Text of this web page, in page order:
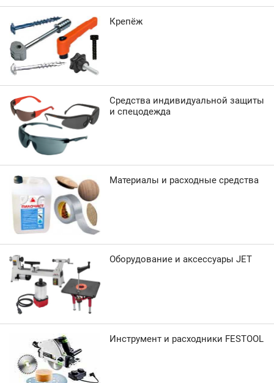
Крепёж
Средства индивидуальной защиты
и спецодежда
Материалы и расходные средства
Оборудование и аксессуары JET
Инструмент и расходники FESTOOL